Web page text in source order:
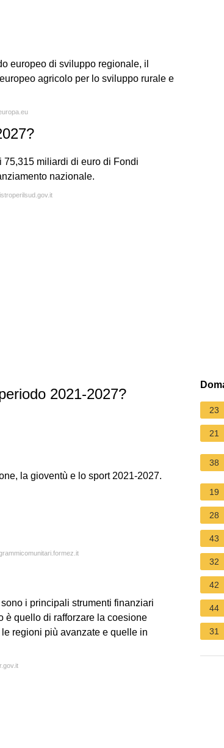
europeo di sviluppo regionale, il
agricolo per lo sviluppo rurale e
75,315 miliardi di euro di Fondi
nazionale.
2021-2027?
la gioventù e lo sport 2021-2027.
i principali strumenti finanziari
quello di rafforzare la coesione
regioni più avanzate e quelle in
23
21
38
19
28
43
32
42
44
31